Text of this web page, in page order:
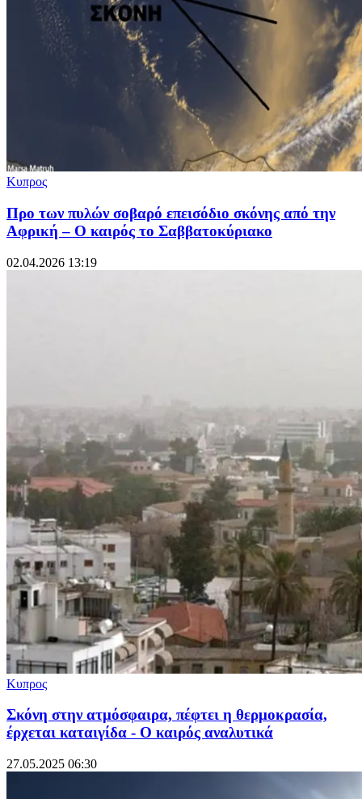
Κυπρος
Προ των πυλών σοβαρό επεισόδιο σκόνης από την
Αφρική – Ο καιρός το Σαββατοκύριακο
02.04.2026 13:19
Κυπρος
Σκόνη στην ατμόσφαιρα, πέφτει η θερμοκρασία,
έρχεται καταιγίδα - Ο καιρός αναλυτικά
27.05.2025 06:30